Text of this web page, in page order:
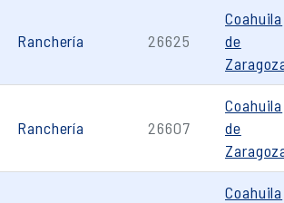
Ranchería
26625
Coahuila
de
Ranchería
26607
Coahuila
de
Coahuila